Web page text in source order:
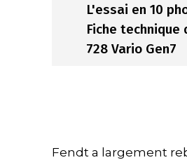
L'essai en 10
Fiche technique
728 Vario Gen7
Fendt a largement